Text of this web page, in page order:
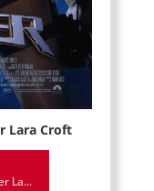
Lara Croft
La...